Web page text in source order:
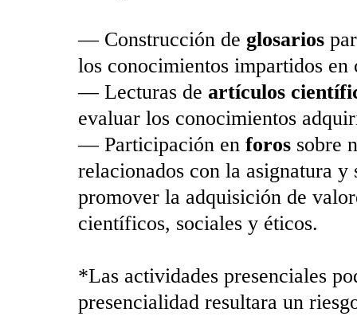
— Construcción de glosarios
los conocimientos impartidos en
— Lecturas de artículos
evaluar los conocimientos
— Participación en foros sobre
relacionados con la asignatura y
promover la adquisición de
científicos, sociales y éticos.
*Las actividades presenciales
presencialidad resultara un